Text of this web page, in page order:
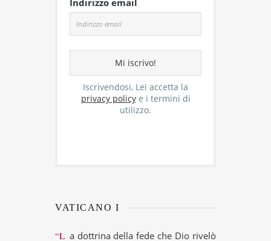
Indirizzo email
Iscrivendosi, Lei accetta la
privacy policye i termini di
utilizzo.
VATICANO I
“La dottrina della fede che Dio rivelò